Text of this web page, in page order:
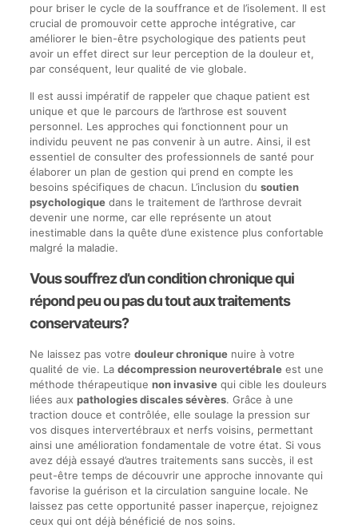
pour briser le cycle de la souffrance et de l’isolement. Il est
crucial de promouvoir cette approche intégrative, car
améliorer le bien-être psychologique des patients peut
avoir un effet direct sur leur perception de la douleur et,
par conséquent, leur qualité de vie globale.
Il est aussi impératif de rappeler que chaque patient est
unique et que le parcours de l’arthrose est souvent
personnel. Les approches qui fonctionnent pour un
individu peuvent ne pas convenir à un autre. Ainsi, il est
essentiel de consulter des professionnels de santé pour
élaborer un plan de gestion qui prend en compte les
besoins spécifiques de chacun. L’inclusion du soutien
psychologiquedans le traitement de l’arthrose devrait
devenir une norme, car elle représente un atout
inestimable dans la quête d’une existence plus confortable
malgré la maladie.
Vous souffrez d’un condition chronique qui
répond peu ou pas du tout aux traitements
conservateurs?
Ne laissez pas votre douleur chroniquenuire à votre
qualité de vie. La décompression neurovertébraleest une
méthode thérapeutique non invasivequi cible les douleurs
liées aux pathologies discales sévères. Grâce à une
traction douce et contrôlée, elle soulage la pression sur
vos disques intervertébraux et nerfs voisins, permettant
ainsi une amélioration fondamentale de votre état. Si vous
avez déjà essayé d’autres traitements sans succès, il est
peut-être temps de découvrir une approche innovante qui
favorise la guérison et la circulation sanguine locale. Ne
laissez pas cette opportunité passer inaperçue, rejoignez
ceux qui ont déjà bénéficié de nos soins.